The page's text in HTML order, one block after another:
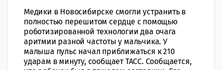
Медики в Новосибирске смогли устранить в
полностью перешитом сердце с помощью
роботизированной технологии два очага
аритмии разной частоты у мальчика. У
малыша пульс начал приближаться к 210
ударам в минуту, сообщает ТАСС. Сообщается,